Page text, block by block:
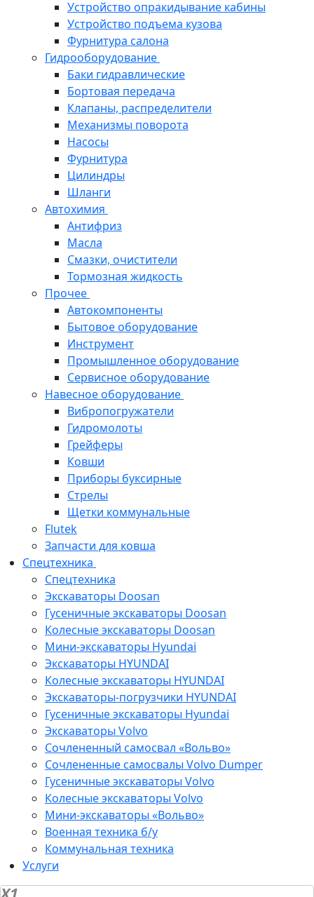
Устройство опракидывание кабины
Устройство подъема кузова
Фурнитура салона
Гидрооборудование
Баки гидравлические
Бортовая передача
Клапаны, распределители
Механизмы поворота
Насосы
Фурнитура
Цилиндры
Шланги
Автохимия
Антифриз
Масла
Смазки, очистители
Тормозная жидкость
Прочее
Автокомпоненты
Бытовое оборудование
Инструмент
Промышленное оборудование
Сервисное оборудование
Навесное оборудование
Вибропогружатели
Гидромолоты
Грейферы
Ковши
Приборы буксирные
Стрелы
Щетки коммунальные
Flutek
Запчасти для ковша
Спецтехника
Спецтехника
Экскаваторы Doosan
Гусеничные экскаваторы Doosan
Колесные экскаваторы Doosan
Мини-экскаваторы Hyundai
Экскаваторы HYUNDAI
Колесные экскаваторы HYUNDAI
Экскаваторы-погрузчики HYUNDAI
Гусеничные экскаваторы Hyundai
Экскаваторы Volvo
Сочлененный самосвал «Вольво»
Сочлененные самосвалы Volvo Dumper
Гусеничные экскаваторы Volvo
Колесные экскаваторы Volvo
Мини-экскаваторы «Вольво»
Военная техника б/у
Коммунальная техника
Услуги